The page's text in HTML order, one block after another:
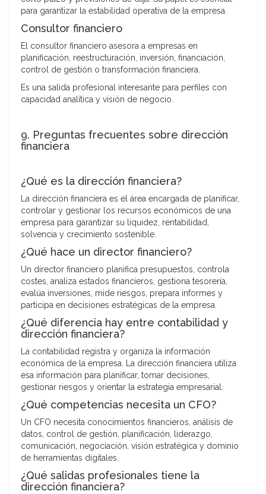
para garantizar la estabilidad operativa de la empresa.
Consultor financiero
El consultor financiero asesora a empresas en
planificación, reestructuración, inversión, financiación,
control de gestión o transformación financiera.
Es una salida profesional interesante para perfiles con
capacidad analítica y visión de negocio.
9. Preguntas frecuentes sobre dirección
financiera
¿Qué es la dirección financiera?
La dirección financiera es el área encargada de planificar,
controlar y gestionar los recursos económicos de una
empresa para garantizar su liquidez, rentabilidad,
solvencia y crecimiento sostenible.
¿Qué hace un director financiero?
Un director financiero planifica presupuestos, controla
costes, analiza estados financieros, gestiona tesorería,
evalúa inversiones, mide riesgos, prepara informes y
participa en decisiones estratégicas de la empresa.
¿Qué diferencia hay entre contabilidad y
dirección financiera?
La contabilidad registra y organiza la información
económica de la empresa. La dirección financiera utiliza
esa información para planificar, tomar decisiones,
gestionar riesgos y orientar la estrategia empresarial.
¿Qué competencias necesita un CFO?
Un CFO necesita conocimientos financieros, análisis de
datos, control de gestión, planificación, liderazgo,
comunicación, negociación, visión estratégica y dominio
de herramientas digitales.
¿Qué salidas profesionales tiene la
dirección financiera?